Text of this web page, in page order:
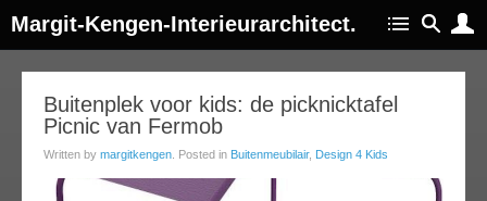
Margit-Kengen-Interieurarchitect.
Buitenplek voor kids: de picknicktafel
Picnic van Fermob
Written by margitkengen . Posted in Buitenmeubilair, Design 4 Kids